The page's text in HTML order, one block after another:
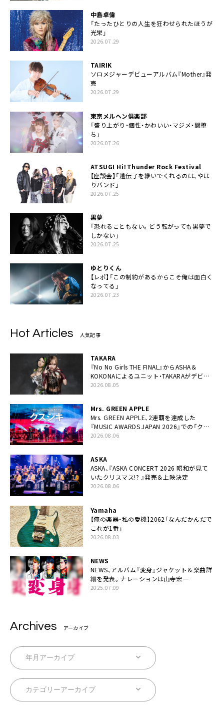
中島卓偉
「たったひとりの人生を狂わせられたほうが
光栄」
2026.07.29
TAIRIK
ソロメジャーデビューアルバム『Mother』発
売
2026.07.29
東京メルヘン倶楽部
「盛り上がり・個性・かわいい・マジメ・闇堕
ち」
2026.07.26
ATSUGI Hi！Thunder Rock Festival
【座談会】「遺伝子を継いでくれるのは、やは
りバンド」
2026.07.25
黒夢
「恐れることもない。どう転がっても黒夢で
しかない」
2026.07.25
ゆとりくん
【レポ】「この制約があるからこそ俺は面白く
なってる」
2026.07.23
Hot Articles 人気記事
TAKARA
『No No Girls THE FINAL』からASHA＆
KOKONAによるユニット・TAKARAがデビュ
ー
2026.08.05
Mrs. GREEN APPLE
Mrs. GREEN APPLE、2連覇を達成した
『MUSIC AWARDS JAPAN 2026』での「クス
シキ」ライブパフォーマンスをYouTube公開
2026.08.06
ASKA
ASKA、『ASKA CONCERT 2026 昭和が見て
いたクリスマス!? 』発売＆上映決定
2026.08.06
Yamaha
【俺の楽器・私の愛機】2062「なんだかんだで
これが1番」
2026.08.03
NEWS
NEWS、アルバム『変身』ジャケット＆楽曲詳
細を発表。ナレーションは⼭寺宏⼀
2025.07.09
Archives アーカイブ